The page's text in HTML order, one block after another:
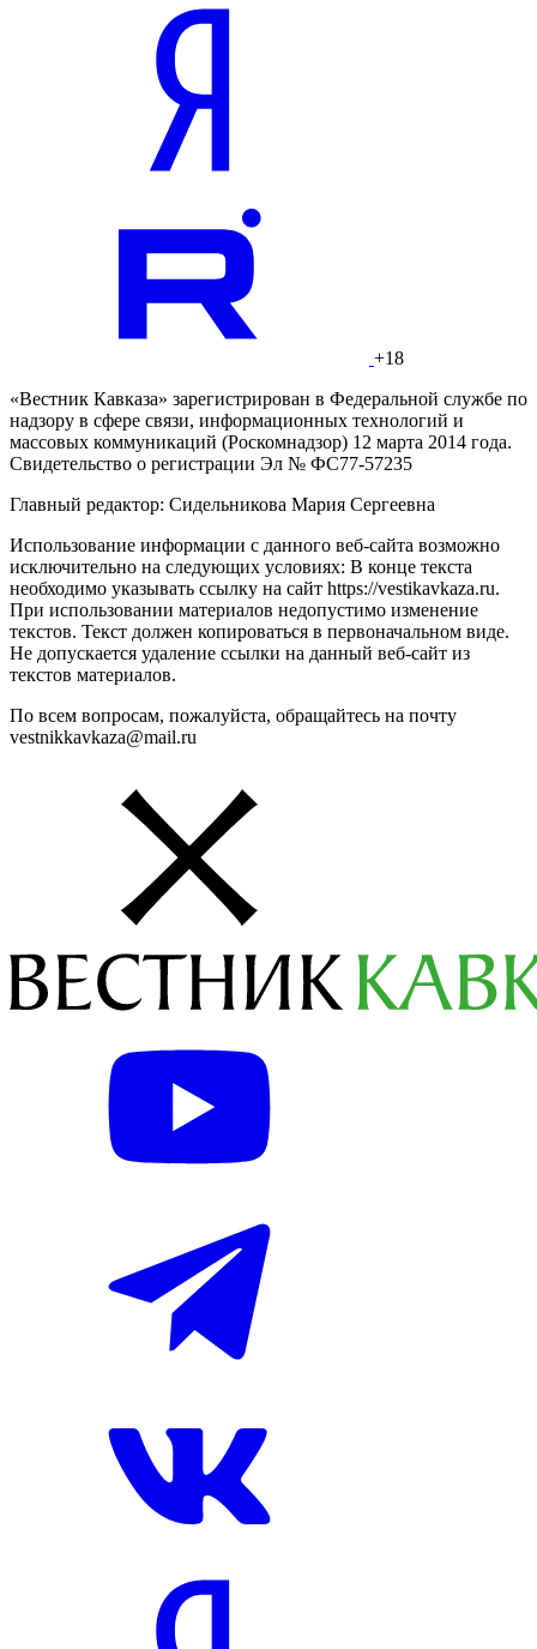
+18
«Вестник Кавказа» зарегистрирован в Федеральной службе по
надзору в сфере связи, информационных технологий и
массовых коммуникаций (Роскомнадзор) 12 марта 2014 года.
Свидетельство о регистрации Эл № ФС77-57235
Главный редактор: Сидельникова Мария Сергеевна
Использование информации с данного веб-сайта возможно
исключительно на следующих условиях: В конце текста
необходимо указывать ссылку на сайт https://vestikavkaza.ru.
При использовании материалов недопустимо изменение
текстов. Текст должен копироваться в первоначальном виде.
Не допускается удаление ссылки на данный веб-сайт из
текстов материалов.
По всем вопросам, пожалуйста, обращайтесь на почту
vestnikkavkaza@mail.ru